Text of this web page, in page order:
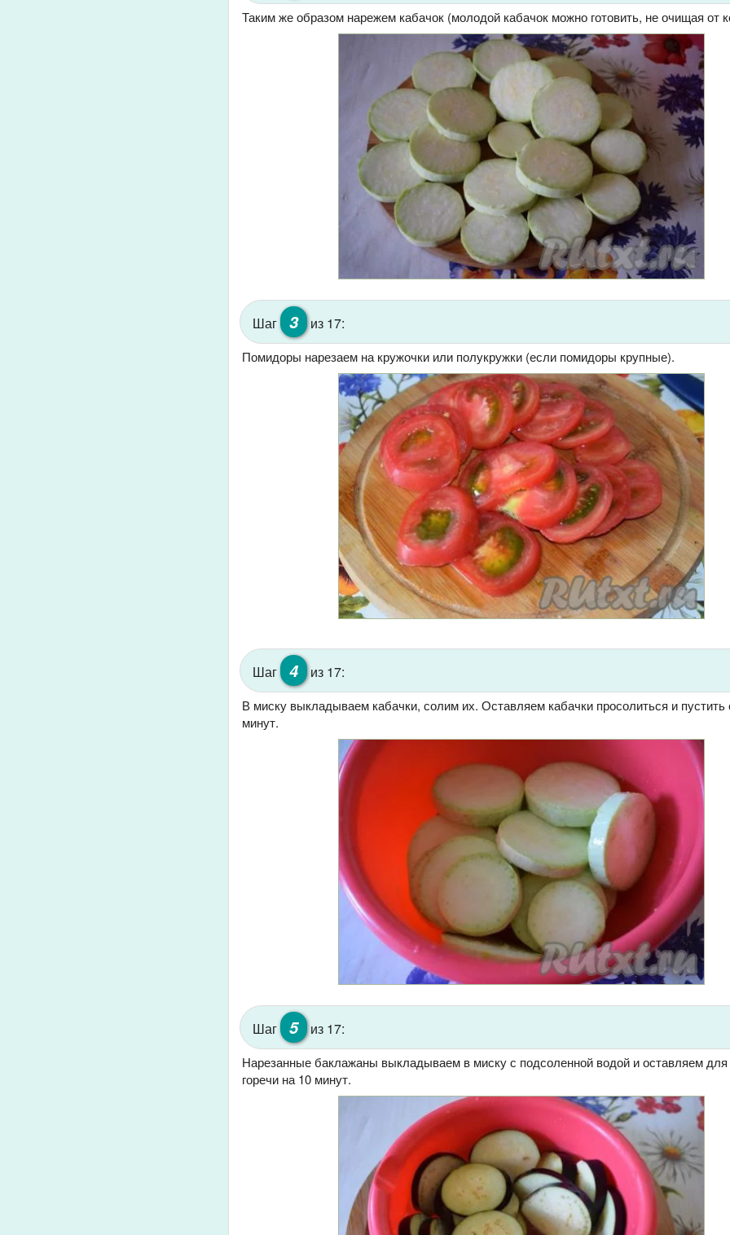
Таким же образом нарежем кабачок (молодой кабачок можно готовить, не очищая от
Шаг 3 из 17:
Помидоры нарезаем на кружочки или полукружки (если помидоры крупные).
Шаг 4 из 17:
В миску выкладываем кабачки, солим их. Оставляем кабачки просолиться и пустить
минут.
Шаг 5 из 17:
Нарезанные баклажаны выкладываем в миску с подсоленной водой и оставляем для
горечи на 10 минут.